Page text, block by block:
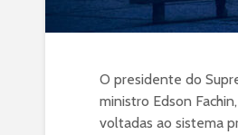
O presidente do
ministro Edson
voltadas ao sistema